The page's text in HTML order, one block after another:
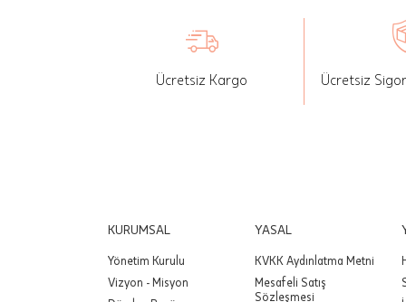
Ücretsiz Kargo Ücretsiz
KURUMSAL
Yönetim Kurulu
Vizyon - Misyon
YASAL
KVKK Aydınlatma Metni
Mesafeli Satış
Sözleşmesi
Önemli:
Önemli: